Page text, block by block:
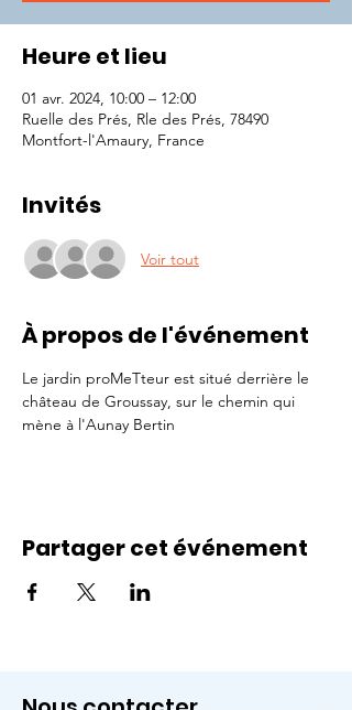
Heure et lieu
01 avr. 2024, 10:00 – 12:00
Ruelle des Prés, Rle des Prés, 78490
Montfort-l'Amaury, France
Invités
Voir tout
À propos de l'événement
Le jardin proMeTteur est situé derrière le
château de Groussay, sur le chemin qui
mène à l'Aunay Bertin
Partager cet événement